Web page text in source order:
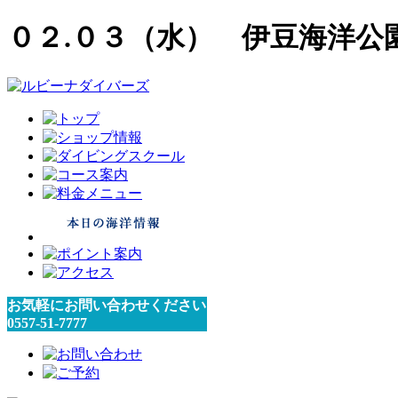
０２.０３（水） 伊豆海洋公
お気軽にお問い合わせください
0557-51-7777